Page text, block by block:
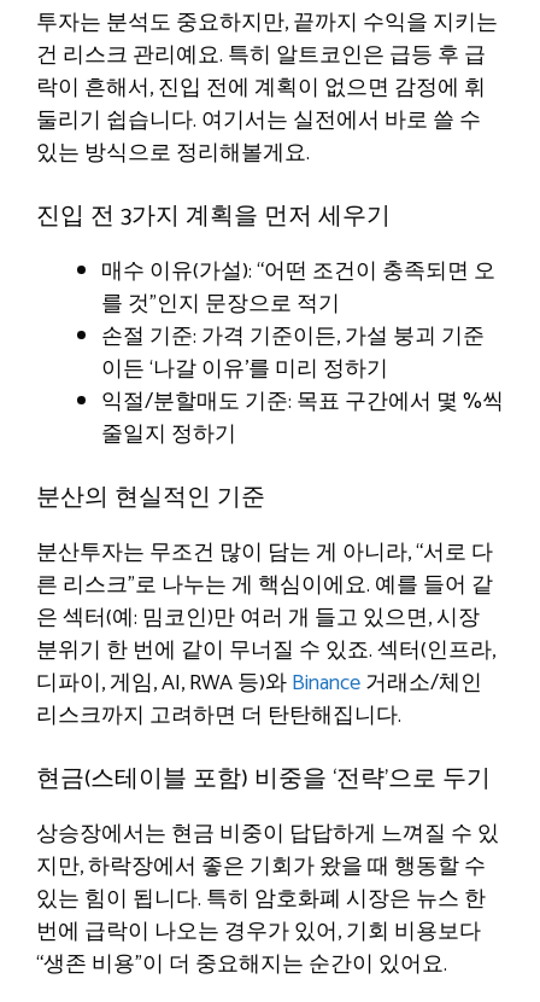
투자는 분석도 중요하지만, 끝까지 수익을 지키는
건 리스크 관리예요. 특히 알트코인은 급등 후 급
락이 흔해서, 진입 전에 계획이 없으면 감정에 휘
둘리기 쉽습니다. 여기서는 실전에서 바로 쓸 수
있는 방식으로 정리해볼게요.
진입 전 3가지 계획을 먼저 세우기
매수 이유(가설): “어떤 조건이 충족되면 오
를 것”인지 문장으로 적기
손절 기준: 가격 기준이든, 가설 붕괴 기준
이든 ‘나갈 이유’를 미리 정하기
익절/분할매도 기준: 목표 구간에서 몇 %씩
줄일지 정하기
분산의 현실적인 기준
분산투자는 무조건 많이 담는 게 아니라, “서로 다
른 리스크”로 나누는 게 핵심이에요. 예를 들어 같
은 섹터(예: 밈코인)만 여러 개 들고 있으면, 시장
분위기 한 번에 같이 무너질 수 있죠. 섹터(인프라,
디파이, 게임, AI, RWA 등)와Binance거래소/체인
리스크까지 고려하면 더 탄탄해집니다.
현금(스테이블 포함) 비중을 ‘전략’으로 두기
상승장에서는 현금 비중이 답답하게 느껴질 수 있
지만, 하락장에서 좋은 기회가 왔을 때 행동할 수
있는 힘이 됩니다. 특히 암호화폐 시장은 뉴스 한
번에 급락이 나오는 경우가 있어, 기회 비용보다
“생존 비용”이 더 중요해지는 순간이 있어요.